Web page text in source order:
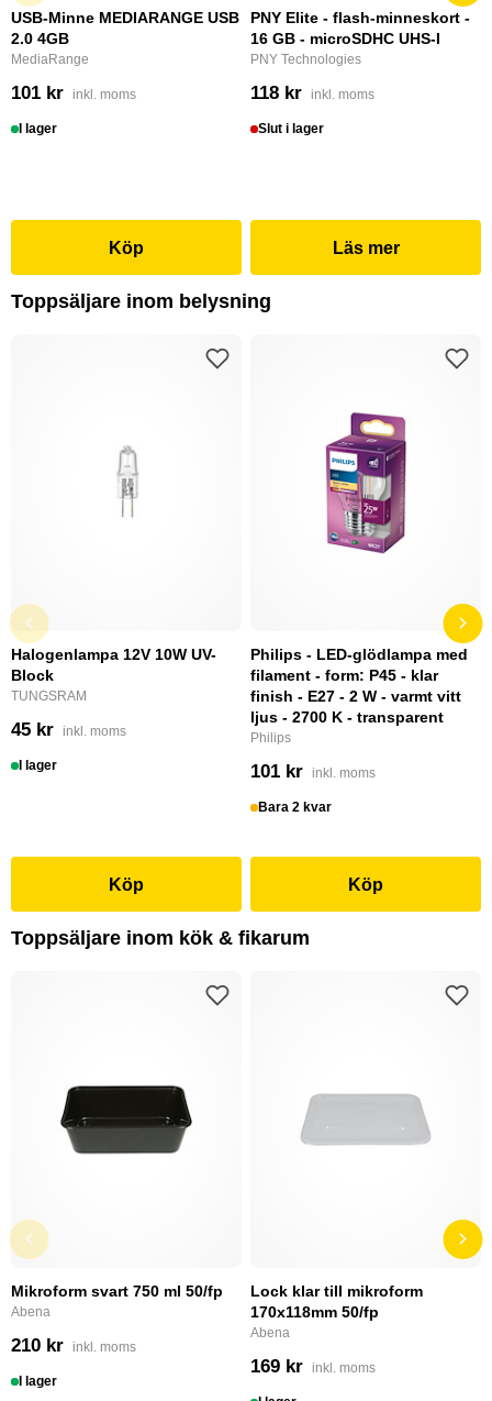
USB-Minne MEDIARANGE USB
2.0 4GB
MediaRange
101 kr inkl. moms
I lager
Köp
PNY Elite - flash-minneskort -
16 GB - microSDHC UHS-I
PNY Technologies
118 kr inkl. moms
Slut i lager
Läs mer
Toppsäljare inom belysning
Halogenlampa 12V 10W UV-
Block
TUNGSRAM
45 kr inkl. moms
I lager
Köp
Philips - LED-glödlampa med
filament - form: P45 - klar
finish - E27 - 2 W - varmt vitt
ljus - 2700 K - transparent
Philips
101 kr inkl. moms
Bara 2 kvar
Köp
Toppsäljare inom kök & fikarum
Mikroform svart 750 ml 50/fp
Abena
210 kr inkl. moms
I lager
Lock klar till mikroform
170x118mm 50/fp
Abena
169 kr inkl. moms